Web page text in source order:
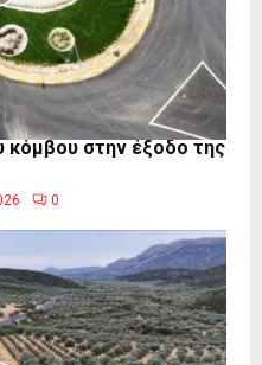
στην έξοδο της
0